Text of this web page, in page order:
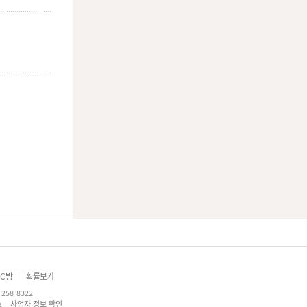
방 확률보기
8322
사업자 정보 확인